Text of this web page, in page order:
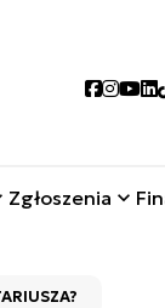
Social
Zgłoszenia